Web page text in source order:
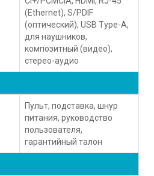
(Ethernet), S/PDIF
(оптический), USB Type-A,
для наушников,
композитный (видео),
стерео-аудио
Пульт, подставка, шнур
питания, руководство
пользователя,
гарантийный талон